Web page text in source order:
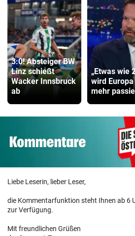
3:0! Absteiger BW
Linz schießt
Wacker Innsbruck
ab
„Etwas wie
wird
mehr
Liebe Leserin, lieber Leser,
die Kommentarfunktion steht Ihnen ab 6
zur Verfügung.
Mit freundlichen Grüßen